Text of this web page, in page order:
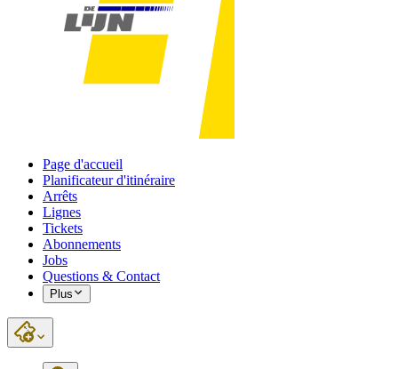
Page d'accueil
Planificateur d'itinéraire
Arrêts
Lignes
Tickets
Abonnements
Jobs
Questions & Contact
Plus